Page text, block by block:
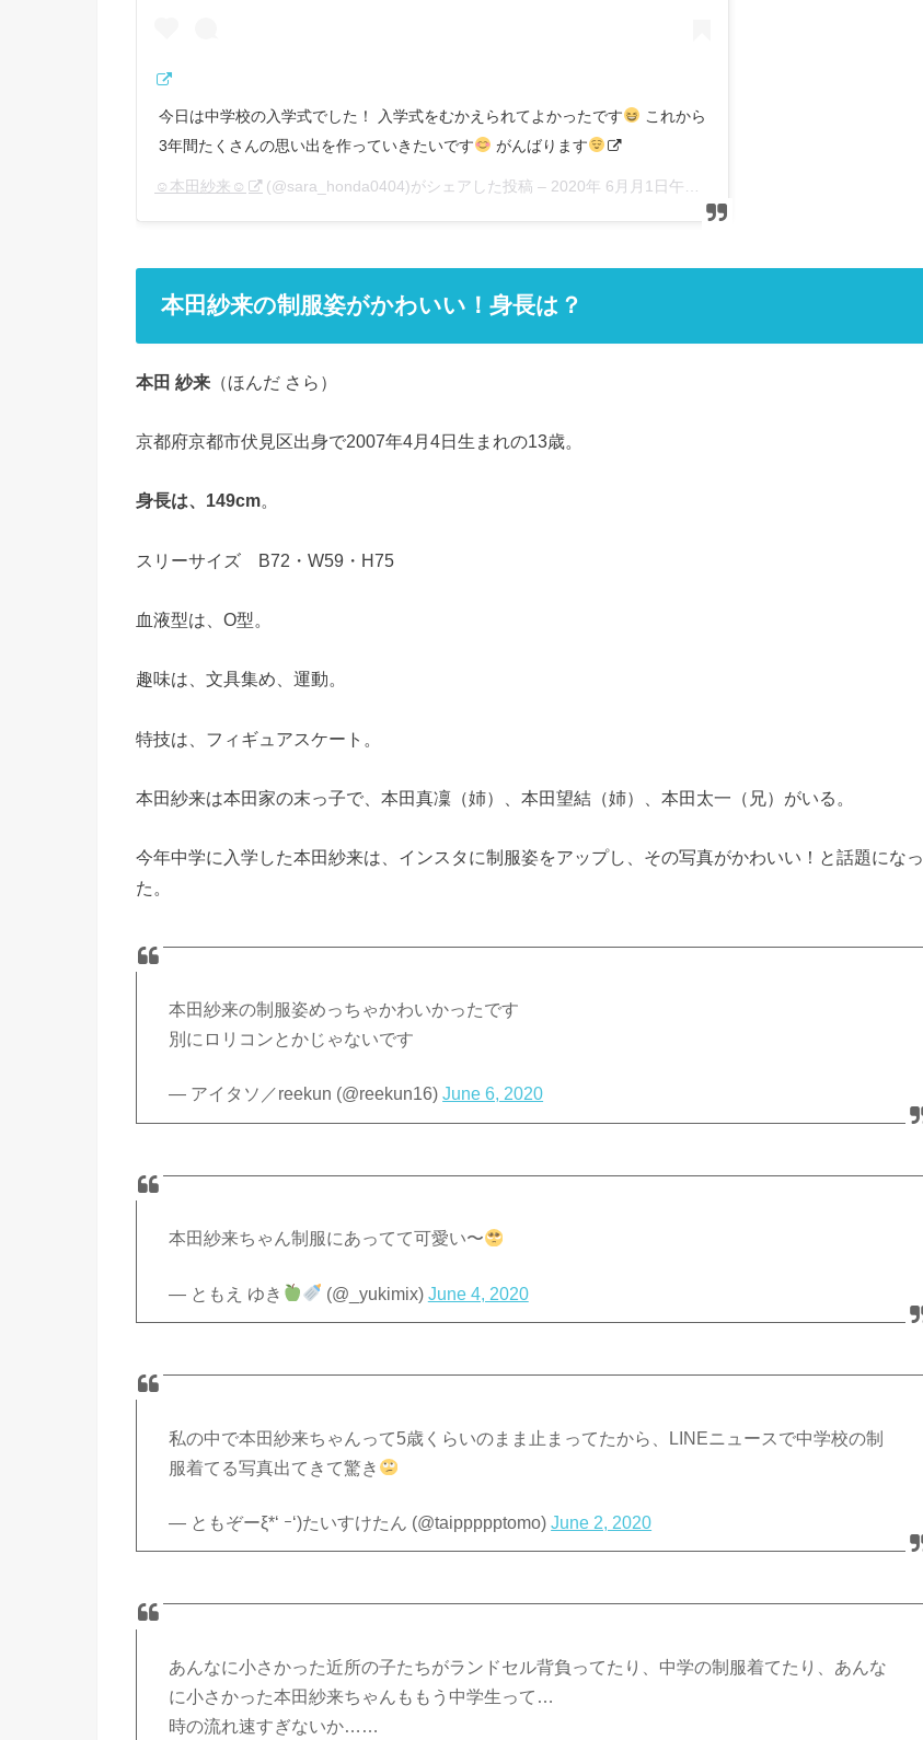
今日は中学校の入学式でした！ 入学式をむかえられてよかったです
これから
3年間たくさんの思い出を作っていきたいです
がんばります
☺︎本田紗来☺︎ (@sara_honda0404)がシェアした投稿 – 2020年 6月月1日午前1時28分PDT
本田紗来の制服姿がかわいい！身長は？
本田 紗来 （ほんだ さら）
京都府京都市伏見区出身で2007年4月4日生まれの13歳。
身長は、149cm。
スリーサイズ B72・W59・H75
血液型は、O型。
趣味は、文具集め、運動。
特技は、フィギュアスケート。
本田紗来は本田家の末っ子で、本田真凜（姉）、本田望結（姉）、本田太一（兄）がいる。
今年中学に入学した本田紗来は、インスタに制服姿をアップし、その写真がかわいい！と話題になっ
た。
本田紗来の制服姿めっちゃかわいかったです
別にロリコンとかじゃないです
— アイタソ／reekun (@reekun16)June 6, 2020
本田紗来ちゃん制服にあってて可愛い〜
— ともえ ゆき (@_yukimix) June 4, 2020
私の中で本田紗来ちゃんって5歳くらいのまま止まってたから、LINEニュースで中学校の制
服着てる写真出てきて驚き
— ともぞーξ*‘ ｰ‘)たいすけたん (@taippppptomo)June 2, 2020
あんなに小さかった近所の子たちがランドセル背負ってたり、中学の制服着てたり、あんな
に小さかった本田紗来ちゃんももう中学生って…
時の流れ速すぎないか……